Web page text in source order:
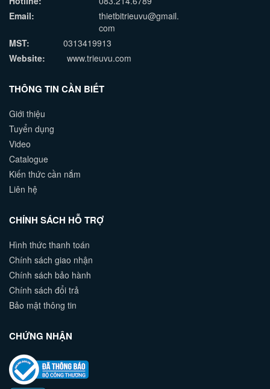
Email:
thietbitrieuvu@gmail.
com
MST: 0313419913
Website: www.trieuvu.com
THÔNG TIN CẦN BIẾT
Giới thiệu
Tuyển dụng
Video
Catalogue
Kiến thức cần nắm
Liên hệ
CHÍNH SÁCH HỖ TRỢ
Hình thức thanh toán
Chính sách giao nhận
Chính sách bảo hành
Chính sách đổi trả
Bảo mật thông tin
CHỨNG NHẬN